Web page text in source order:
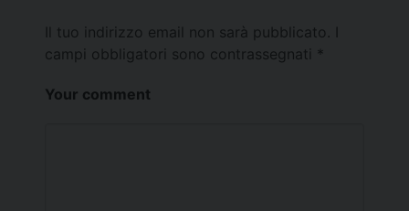
Il tuo indirizzo email non sarà pubblicato.
campi obbligatori sono contrassegnati *
Your comment